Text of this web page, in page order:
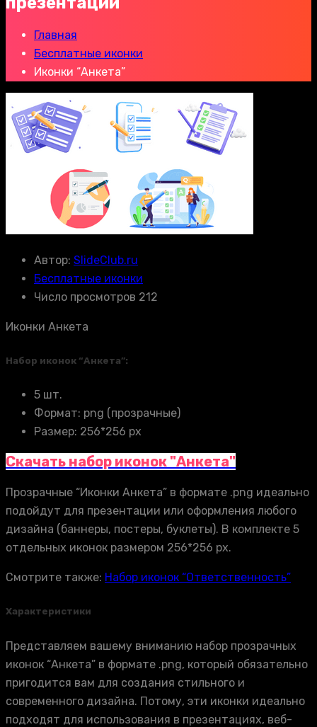
Главная
Бесплатные иконки
Иконки “Анкета”
Автор: SlideClub.ru
Бесплатные иконки
Число просмотров 212
Иконки Анкета
Набор иконок “Анкета”:
5 шт.
Формат: png (прозрачные)
Размер: 256*256 px
Скачать набор иконок "Анкета"
Прозрачные “Иконки Анкета” в формате .png идеально
подойдут для презентации или оформления любого
дизайна (баннеры, постеры, буклеты). В комплекте 5
отдельных иконок размером 256*256 px.
Смотрите также: Набор иконок “Ответственность”
Характеристики
Представляем вашему вниманию набор прозрачных
иконок “Анкета” в формате .png, который обязательно
пригодится вам для создания стильного и
современного дизайна. Потому, эти иконки идеально
подходят для использования в презентациях, веб-